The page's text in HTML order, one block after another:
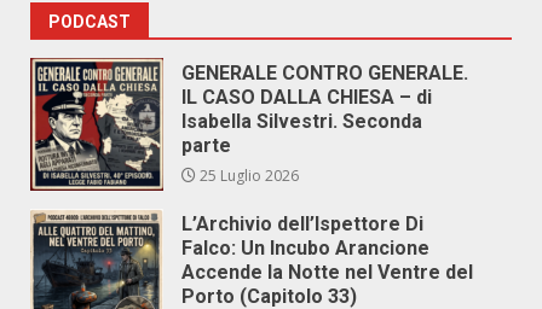
PODCAST
GENERALE CONTRO GENERALE.
IL CASO DALLA CHIESA – di
Isabella Silvestri. Seconda
parte
25 Luglio 2026
L’Archivio dell’Ispettore Di
Falco: Un Incubo Arancione
Accende la Notte nel Ventre del
Porto (Capitolo 33)